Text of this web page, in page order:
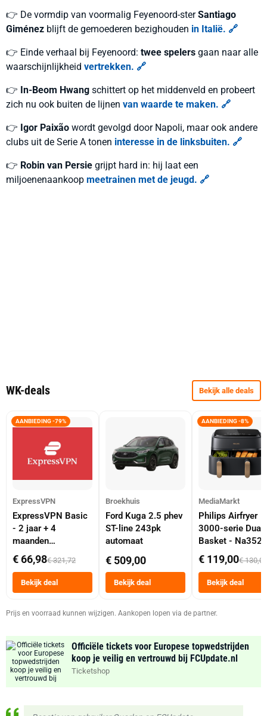
👉 De vormdip van voormalig Feyenoord-sterSantiago
Giménez blijft de gemoederen bezighouden in Italië. 🔗
👉 Einde verhaal bij Feyenoord: twee spelers gaan naar alle
waarschijnlijkheid vertrekken. 🔗
👉 In-Beom Hwang schittert op het middenveld en probeert
zich nu ook buiten de lijnen van waarde te maken. 🔗
👉 Igor Paixão wordt gevolgd door Napoli, maar ook andere
clubs uit de Serie A tonen interesse in de linksbuiten. 🔗
👉 Robin van Persie grijpt hard in: hij laat een
miljoenenaankoop meetrainen met de jeugd. 🔗
WK-deals Bekijk alle deals
AANBIEDING -79%
ExpressVPN
ExpressVPN Basic
- 2 jaar + 4
maanden
abonnement
€ 66,98€ 321,72
Bekijk deal
Broekhuis
Ford Kuga 2.5 phev
ST-line 243pk
automaat
€ 509,00
Bekijk deal
AANBIEDING -8%
MediaMarkt
Philips Airfryer
3000-serie Dual
Basket -
Dubbele Mand 9
Tot 6 Personen
Heteluchtfriteuse
Zwart
€ 119,00€ 130,00
Bekijk deal
Prijs en voorraad kunnen wijzigen. Aankopen lopen via de partner.
Officiële tickets voor Europese topwedstrijden
koop je veilig en vertrouwd bij FCUpdate.nl
Ticketshop